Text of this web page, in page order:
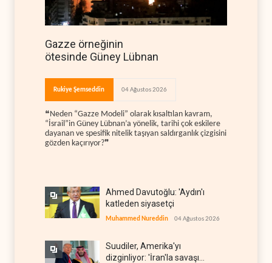
Gazze örneğinin
ötesinde Güney Lübnan
Rukiye Şemseddin 04 Ağustos 2026
❝Neden “Gazze Modeli” olarak kısaltılan kavram,
“İsrail”in Güney Lübnan’a yönelik, tarihi çok eskilere
dayanan ve spesifik nitelik taşıyan saldırganlık çizgisini
gözden kaçırıyor?❞
Ahmed Davutoğlu: 'Aydın'ı
katleden siyasetçi
Muhammed Nureddin 04 Ağustos 2026
Suudiler, Amerika'yı
dizginliyor: 'İran'la savaşı